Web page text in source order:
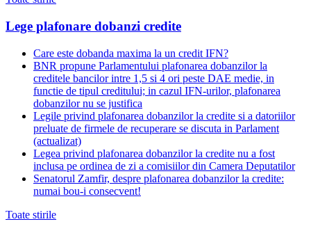
Lege plafonare dobanzi credite
Care este dobanda maxima la un credit IFN?
BNR propune Parlamentului plafonarea dobanzilor la
creditele bancilor intre 1,5 si 4 ori peste DAE medie, in
functie de tipul creditului; in cazul IFN-urilor, plafonarea
dobanzilor nu se justifica
Legile privind plafonarea dobanzilor la credite si a datoriilor
preluate de firmele de recuperare se discuta in Parlament
(actualizat)
Legea privind plafonarea dobanzilor la credite nu a fost
inclusa pe ordinea de zi a comisiilor din Camera Deputatilor
Senatorul Zamfir, despre plafonarea dobanzilor la credite:
numai bou-i consecvent!
Toate stirile